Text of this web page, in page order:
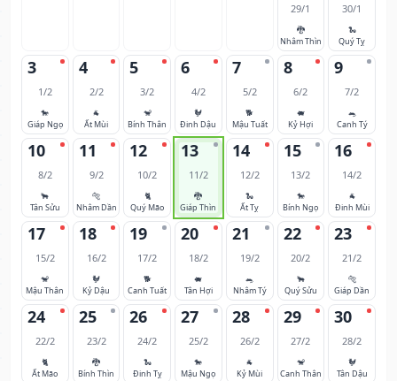
29/1
🐉
Nhâm Thìn
30/1
🐍
Quý Tỵ
3
1/2
🐎
Giáp Ngọ
4
2/2
🐐
Ất Mùi
5
3/2
🐒
Bính Thân
6
4/2
🐓
Đinh Dậu
7
5/2
🐕
Mậu Tuất
8
6/2
🐖
Kỷ Hợi
9
7/2
🐀
Canh Tý
10
8/2
🐂
Tân Sửu
11
9/2
🐅
Nhâm Dần
12
10/2
🐈
Quý Mão
13
11/2
🐉
Giáp Thìn
14
12/2
🐍
Ất Tỵ
15
13/2
🐎
Bính Ngọ
16
14/2
🐐
Đinh Mùi
17
15/2
🐒
Mậu Thân
18
16/2
🐓
Kỷ Dậu
19
17/2
🐕
Canh Tuất
20
18/2
🐖
Tân Hợi
21
19/2
🐀
Nhâm Tý
22
20/2
🐂
Quý Sửu
23
21/2
🐅
Giáp Dần
24
22/2
🐈
Ất Mão
25
23/2
🐉
Bính Thìn
26
24/2
🐍
Đinh Tỵ
27
25/2
🐎
Mậu Ngọ
28
26/2
🐐
Kỷ Mùi
29
27/2
🐒
Canh Thân
30
28/2
🐓
Tân Dậu